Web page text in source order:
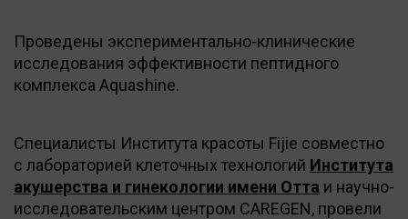
Проведены экспериментально-клинические
исследования эффективности пептидного
комплекса Aquashine.
Специалисты Института красоты Fijie совместно
с лабораторией клеточных технологий Института
акушерства и гинекологии имени Отта и научно-
исследовательским центром CAREGEN, провели